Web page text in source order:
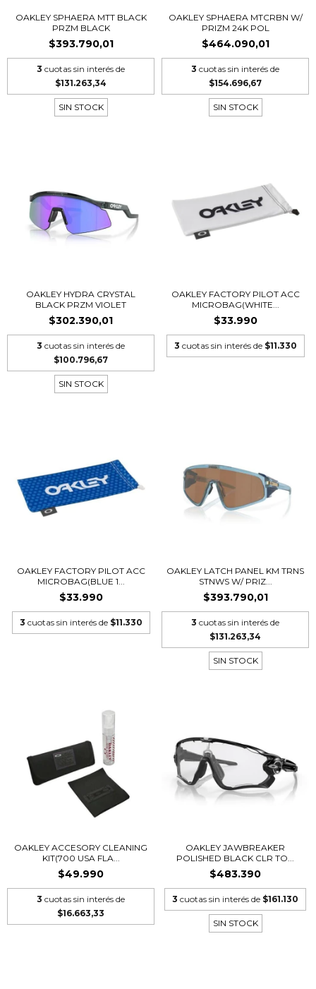
OAKLEY SPHAERA MTT BLACK
PRZM BLACK
$393.790,01
3 cuotas sin interés de
$131.263,34
SIN STOCK
OAKLEY SPHAERA MTCRBN W/
PRIZM 24K POL
$464.090,01
3 cuotas sin interés de
$154.696,67
SIN STOCK
OAKLEY HYDRA CRYSTAL
BLACK PRZM VIOLET
$302.390,01
3 cuotas sin interés de
$100.796,67
SIN STOCK
OAKLEY FACTORY PILOT ACC
MICROBAG(WHITE...
$33.990
3 cuotas sin interés de $11.330
OAKLEY FACTORY PILOT ACC
MICROBAG(BLUE 1...
$33.990
3 cuotas sin interés de $11.330
OAKLEY LATCH PANEL KM TRNS
STNWS W/ PRIZ...
$393.790,01
3 cuotas sin interés de
$131.263,34
SIN STOCK
OAKLEY ACCESORY CLEANING
KIT(700 USA FLA...
$49.990
3 cuotas sin interés de
$16.663,33
OAKLEY JAWBREAKER
POLISHED BLACK CLR TO...
$483.390
3 cuotas sin interés de $161.130
SIN STOCK